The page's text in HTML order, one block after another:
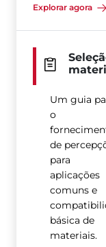
Explorar agora
Um guia
o
de
para
aplicações
comuns e
básica de
materiais.